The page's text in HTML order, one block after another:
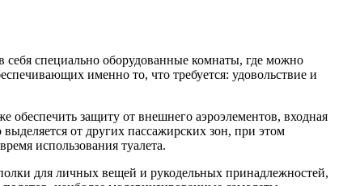
себя специально оборудованные комнаты, где можно
именно то, что требуется: удовольствие и
защиту от внешнего аэроэлементов, входная
от других пассажирских зон, при этом
использования туалета.
для личных вещей и рукодельных принадлежностей,